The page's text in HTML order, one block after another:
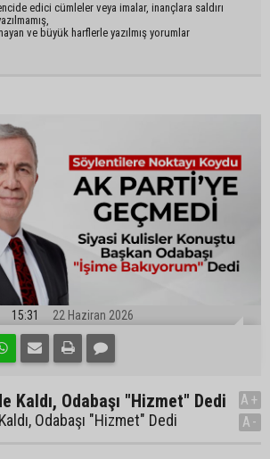
edici cümleler veya imalar, inançlara saldırı
ve büyük harflerle yazılmış yorumlar
15:31 22 Haziran 2026
Kaldı, Odabaşı "Hizmet" Dedi
Odabaşı "Hizmet" Dedi
A+
A-